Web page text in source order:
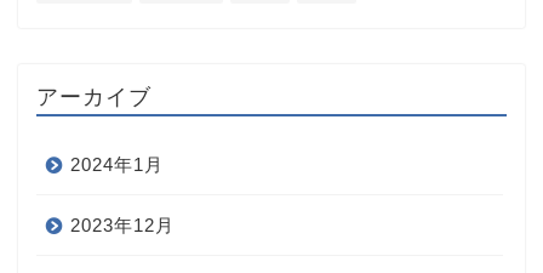
アーカイブ
2024年1月
2023年12月